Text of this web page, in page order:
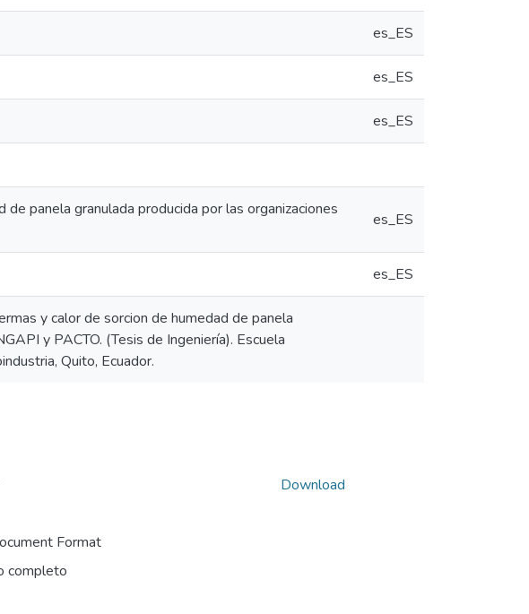
es_ES
es_ES
es_ES
panela granulada producida por las organizaciones
es_ES
es_ES
y calor de sorcion de humedad de panela
y PACTO. (Tesis de Ingeniería). Escuela
Quito, Ecuador.
Format
completo
Download